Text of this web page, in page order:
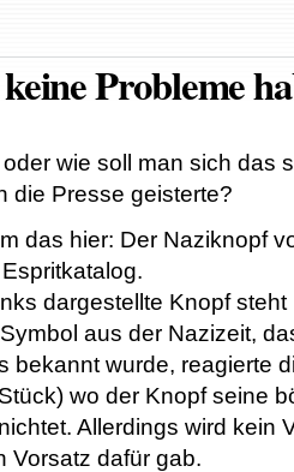
Probleme
wie soll man sich das
die Presse geisterte?
das hier: Der Naziknopf
dargestellte Knopf
aus der Nazizeit,
bekannt wurde, reagierte
wo der Knopf seine
Allerdings wird kein
Vorsatz dafür gab.